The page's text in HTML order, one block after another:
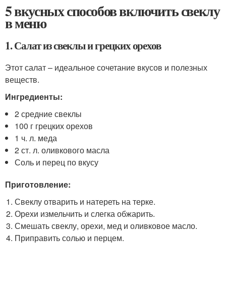
5 вкусных способов включить свеклу
в меню
1. Салат из свеклы и грецких орехов
Этот салат – идеальное сочетание вкусов и полезных
веществ.
Ингредиенты:
2 средние свеклы
100 г грецких орехов
1 ч. л. меда
2 ст. л. оливкового масла
Соль и перец по вкусу
Приготовление:
Свеклу отварить и натереть на терке.
Орехи измельчить и слегка обжарить.
Смешать свеклу, орехи, мед и оливковое масло.
Приправить солью и перцем.